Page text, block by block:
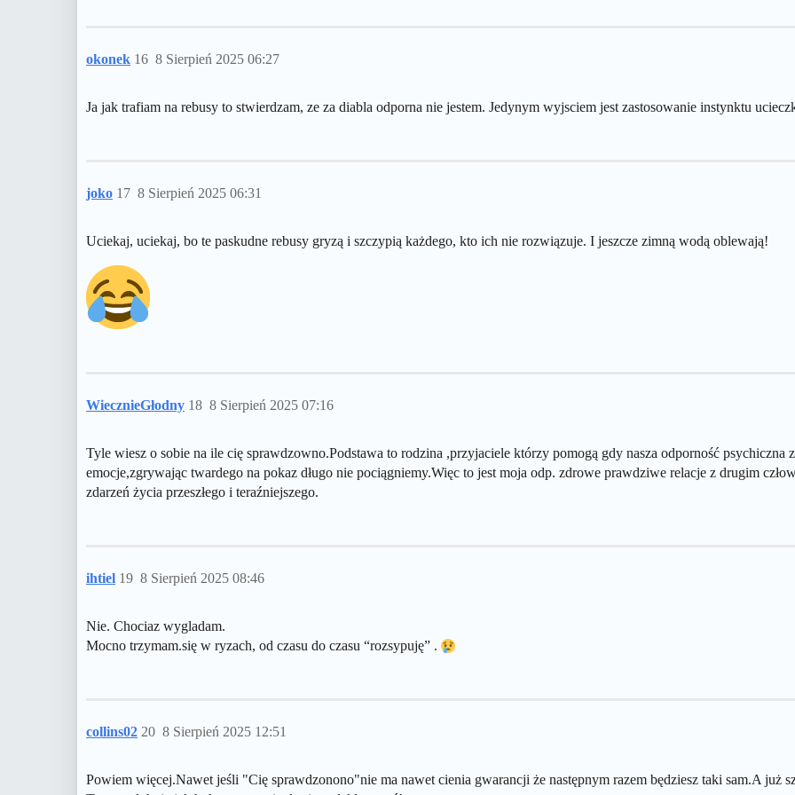
okonek 8 Sierpień 2025 06:27
16
Ja jak trafiam na rebusy to stwierdzam, ze za diabla odporna nie jestem. Jedynym wyjsciem jest zastosowanie instynktu
joko 8 Sierpień 2025 06:31
17
Uciekaj, uciekaj, bo te paskudne rebusy gryzą i szczypią każdego, kto ich nie rozwiązuje. I jeszcze zimną wodą oblewają!
WiecznieGłodny 8 Sierpień 2025 07:16
18
Tyle wiesz o sobie na ile cię sprawdzowno.Podstawa to rodzina ,przyjaciele którzy pomogą gdy nasza odporność psychiczna
emocje,zgrywając twardego na pokaz długo nie pociągniemy.Więc to jest moja odp. zdrowe prawdziwe relacje z drugim
zdarzeń życia przeszłego i teraźniejszego.
ihtiel 8 Sierpień 2025 08:46
19
Nie. Chociaz wygladam.
Mocno trzymam.się w ryzach, od czasu do czasu “rozsypuję” .
collins02 8 Sierpień 2025 12:51
20
Powiem więcej.Nawet jeśli "Cię sprawdzonono"nie ma nawet cienia gwarancji że następnym razem będziesz taki sam.A już